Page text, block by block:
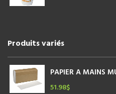
Produits variés
PAPIER A MAINS
51.98$